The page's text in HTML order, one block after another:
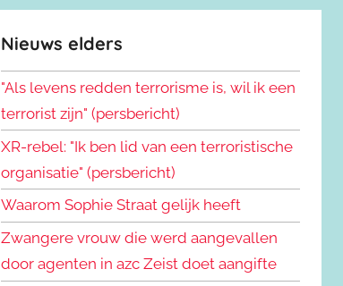
Nieuws elders
"Als levens redden terrorisme is, wil ik een
terrorist zijn" (persbericht)
XR-rebel: "Ik ben lid van een terroristische
organisatie" (persbericht)
Waarom Sophie Straat gelijk heeft
Zwangere vrouw die werd aangevallen
door agenten in azc Zeist doet aangifte